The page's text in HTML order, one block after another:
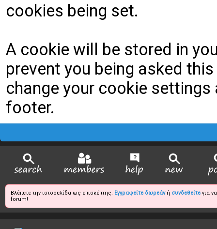
cookies being set.
A cookie will be stored in
prevent you being asked
change your cookie
footer.
Βλέπετε την ιστοσελίδα ως επισκέπτης. Εγγραφείτε δωρεάνή συνδεθείτεγια
forum!